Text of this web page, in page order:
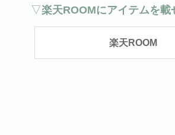
▽楽天ROOMにアイテムを載
楽天ROOM